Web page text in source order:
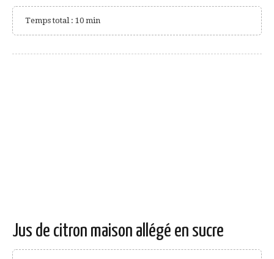
Temps total : 10 min
Jus de citron maison allégé en sucre